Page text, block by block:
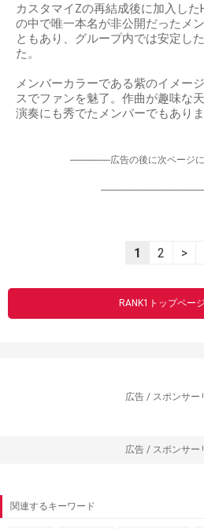
カスタマイZの再結成後に加入し
の中で唯一本名が非公開だったメ
ともあり、グループ内では安定し
た。
メンバーカラーである紫のイメー
スでファンを魅了。作曲が趣味な
演奏にも秀でたメンバーでもありま
-----------------広告の後に次ページ
1 2 >
RANK1トップペー
広告 / スポンサー
広告 / スポンサー
関連するキーワード